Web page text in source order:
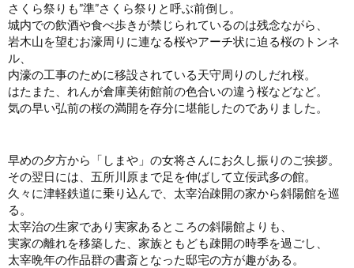
さくら祭りも”準”さくら祭りと呼ぶ前倒し。
城内での飲酒や食べ歩きが禁じられているのは残念ながら、
岩木山を望むお濠周りに連なる桜やアーチ状に迫る桜のトンネ
ル、
内濠の工事のために移設されている天守周りのしだれ桜。
はたまた、れんが倉庫美術館前の色合いの違う桜などなど。
気の早い弘前の桜の満開を存分に堪能したのでありました。
早めの夕方から「しまや」の女将さんにお久し振りのご挨拶。
その翌日には、五所川原まで足を伸ばして立佞武多の館。
久々に津軽鉄道に乗り込んで、太宰治疎開の家から斜陽館を巡
る。
太宰治の生家であり実家あるところの斜陽館よりも、
実家の離れを移築した、家族ともども疎開の時季を過ごし、
太宰晩年の作品群の書斎となった邸宅の方が趣がある。